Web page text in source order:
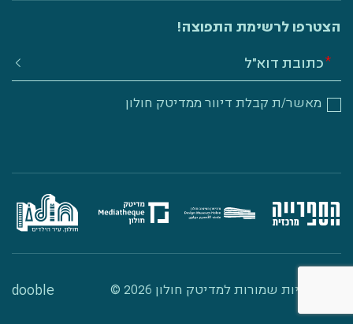
הצטרפו לרשימת התפוצה!
מאשר/ת קבלת דיוור ממדיטק חולון
כל הזכויות שמורות למדיטק חולון 2026 © dooble